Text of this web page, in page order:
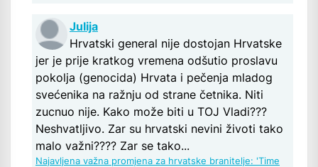
Julija
Hrvatski general nije dostojan Hrvatske
jer je prije kratkog vremena odšutio proslavu
pokolja (genocida) Hrvata i pečenja mladog
svećenika na ražnju od strane četnika. Niti
zucnuo nije. Kako može biti u TOJ Vladi???
Neshvatljivo. Zar su hrvatski nevini životi tako
malo važni???? Zar se tako...
Najavljena važna promjena za hrvatske branitelje: 'Time